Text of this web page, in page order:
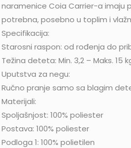
naramenice Coia Carrier-a imaju
potrebna, posebno u toplim i
Specifikacija:
Starosni raspon: od rođenja do
Težina deteta: Min. 3,2 – Maks. 15
Uputstva za negu:
Ručno pranje samo sa blagim
Materijali:
Spoljašnjost: 100% poliester
Postava: 100% poliester
Podloga 1: 100% polietilen